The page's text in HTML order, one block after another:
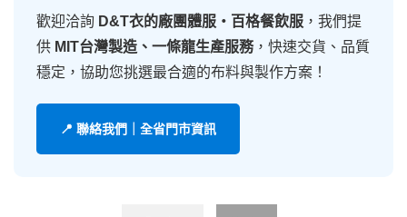
歡迎洽詢 D&T衣的廠團體服・百格餐飲服 ，我們提
供 MIT台灣製造、一條龍生產服務，快速交貨、品質
穩定，協助您挑選最合適的布料與製作方案！
📍 聯絡我們｜全省門市資訊